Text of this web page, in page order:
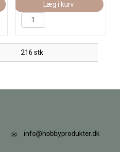
Læg i kurv
216 stk
info@hobbyprodukter.dk